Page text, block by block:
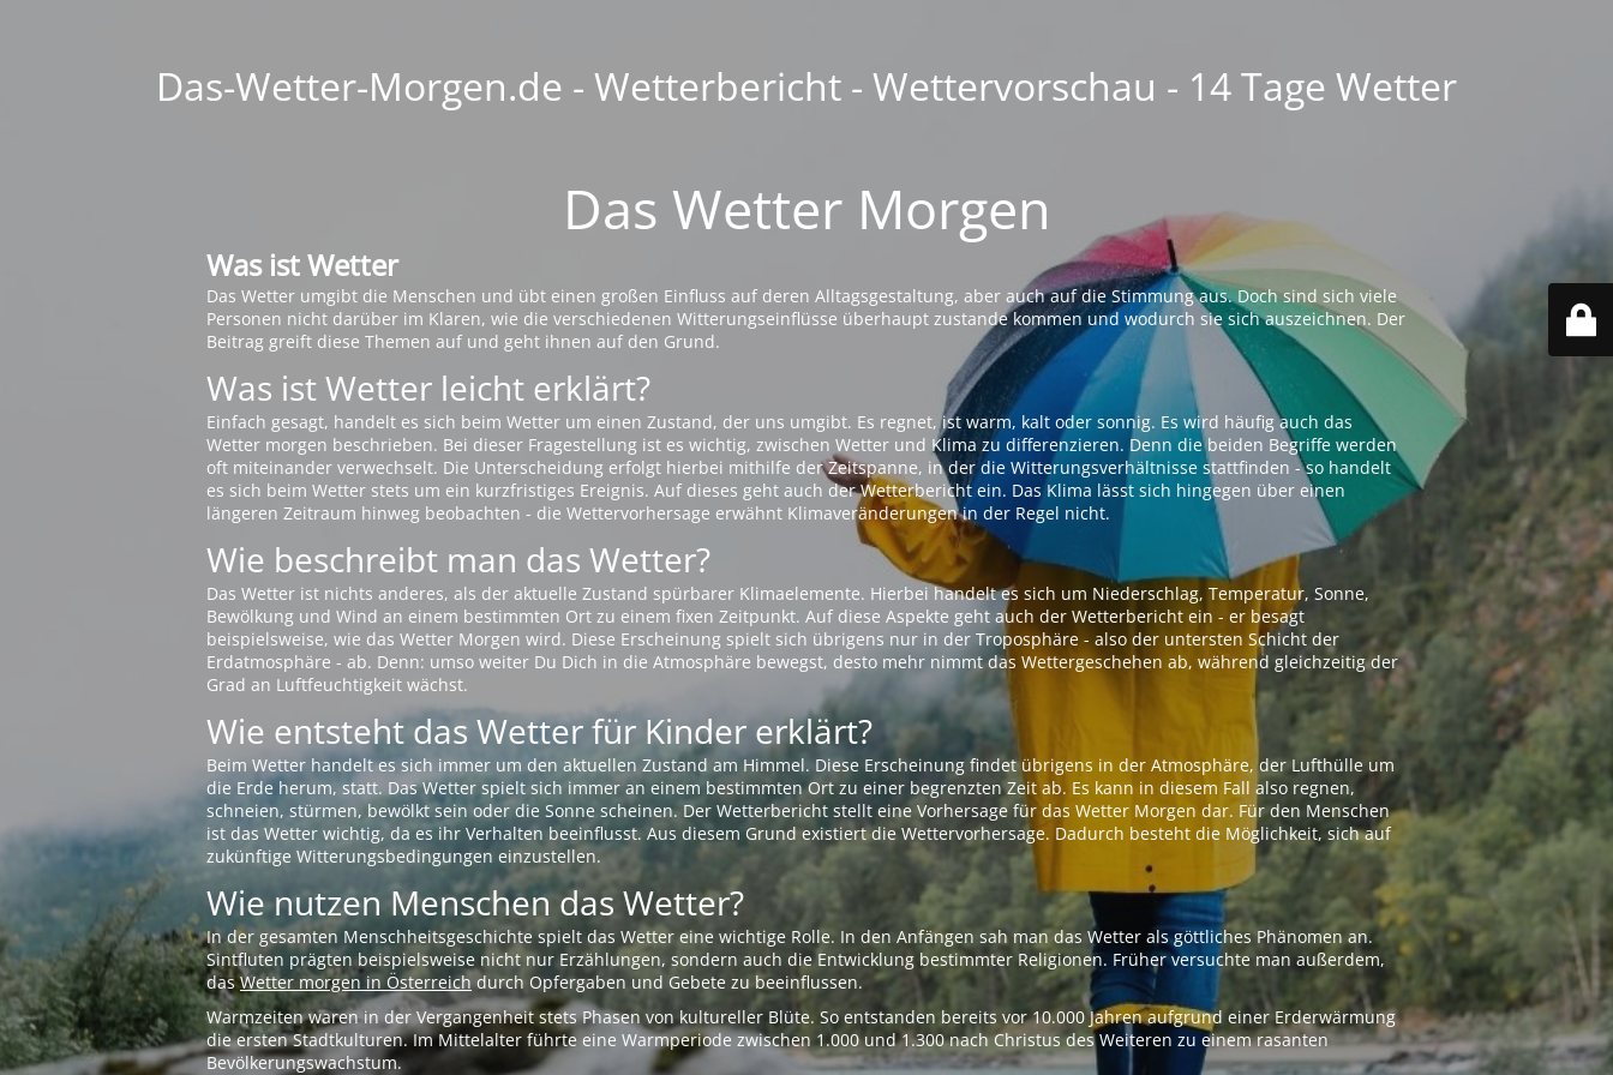
Das-Wetter-Morgen.de - Wetterbericht - Wettervorschau - 14 Tage Wetter
Das Wetter Morgen
Was ist Wetter
Das Wetter umgibt die Menschen und übt einen großen Einfluss auf deren Alltagsgestaltung, aber auch auf die Stimmung aus. Doch sind sich viele
Personen nicht darüber im Klaren, wie die verschiedenen Witterungseinflüsse überhaupt zustande kommen und wodurch sie sich auszeichnen. Der
Beitrag greift diese Themen auf und geht ihnen auf den Grund.
Was ist Wetter leicht erklärt?
Einfach gesagt, handelt es sich beim Wetter um einen Zustand, der uns umgibt. Es regnet, ist warm, kalt oder sonnig. Es wird häufig auch das
Wetter morgen beschrieben. Bei dieser Fragestellung ist es wichtig, zwischen Wetter und Klima zu differenzieren. Denn die beiden Begriffe werden
oft miteinander verwechselt. Die Unterscheidung erfolgt hierbei mithilfe der Zeitspanne, in der die Witterungsverhältnisse stattfinden - so handelt
es sich beim Wetter stets um ein kurzfristiges Ereignis. Auf dieses geht auch der Wetterbericht ein. Das Klima lässt sich hingegen über einen
längeren Zeitraum hinweg beobachten - die Wettervorhersage erwähnt Klimaveränderungen in der Regel nicht.
Wie beschreibt man das Wetter?
Das Wetter ist nichts anderes, als der aktuelle Zustand spürbarer Klimaelemente. Hierbei handelt es sich um Niederschlag, Temperatur, Sonne,
Bewölkung und Wind an einem bestimmten Ort zu einem fixen Zeitpunkt. Auf diese Aspekte geht auch der Wetterbericht ein - er besagt
beispielsweise, wie das Wetter Morgen wird. Diese Erscheinung spielt sich übrigens nur in der Troposphäre - also der untersten Schicht der
Erdatmosphäre - ab. Denn: umso weiter Du Dich in die Atmosphäre bewegst, desto mehr nimmt das Wettergeschehen ab, während gleichzeitig der
Grad an Luftfeuchtigkeit wächst.
Wie entsteht das Wetter für Kinder erklärt?
Beim Wetter handelt es sich immer um den aktuellen Zustand am Himmel. Diese Erscheinung findet übrigens in der Atmosphäre, der Lufthülle um
die Erde herum, statt. Das Wetter spielt sich immer an einem bestimmten Ort zu einer begrenzten Zeit ab. Es kann in diesem Fall also regnen,
schneien, stürmen, bewölkt sein oder die Sonne scheinen. Der Wetterbericht stellt eine Vorhersage für das Wetter Morgen dar. Für den Menschen
ist das Wetter wichtig, da es ihr Verhalten beeinflusst. Aus diesem Grund existiert die Wettervorhersage. Dadurch besteht die Möglichkeit, sich auf
zukünftige Witterungsbedingungen einzustellen.
Wie nutzen Menschen das Wetter?
In der gesamten Menschheitsgeschichte spielt das Wetter eine wichtige Rolle. In den Anfängen sah man das Wetter als göttliches Phänomen an.
Sintfluten prägten beispielsweise nicht nur Erzählungen, sondern auch die Entwicklung bestimmter Religionen. Früher versuchte man außerdem,
dasWetter morgen in Österreichdurch Opfergaben und Gebete zu beeinflussen.
Warmzeiten waren in der Vergangenheit stets Phasen von kultureller Blüte. So entstanden bereits vor 10.000 Jahren aufgrund einer Erderwärmung
die ersten Stadtkulturen. Im Mittelalter führte eine Warmperiode zwischen 1.000 und 1.300 nach Christus des Weiteren zu einem rasanten
Bevölkerungswachstum.